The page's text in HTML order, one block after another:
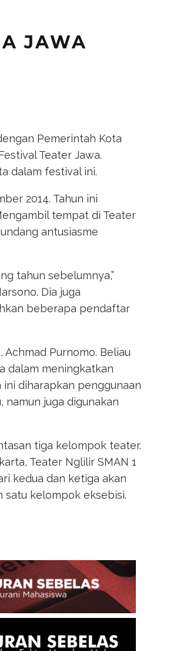
JAWA
Pemerintah Kota
Teater Jawa.
dalam festival ini.
2014. Tahun ini
tempat di Teater
antusiasme
tahun sebelumnya,”
Dia juga
beberapa pendaftar
Purnomo. Beliau
dalam meningkatkan
diharapkan penggunaan
juga digunakan
tiga kelompok teater.
Teater Nglilir SMAN 1
kedua dan ketiga akan
kelompok eksebisi.